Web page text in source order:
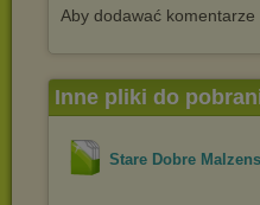
Aby dodawać komentarze
Inne pliki do
Stare Dobre